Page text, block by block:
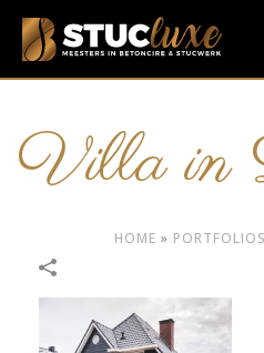
Villa in
HOME » PORTFOLIOS